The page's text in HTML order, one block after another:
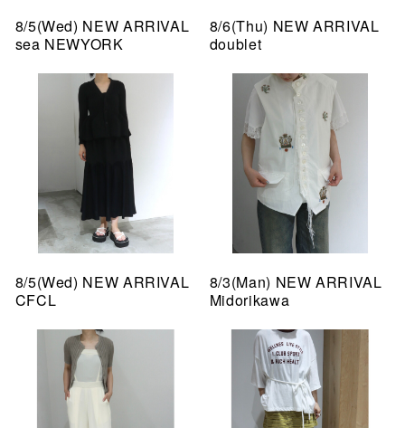
8/5(Wed) NEW ARRIVAL
sea NEWYORK
8/6(Thu) NEW ARRIVAL
doublet
8/5(Wed) NEW ARRIVAL
CFCL
8/3(Man) NEW ARRIVAL
Midorikawa